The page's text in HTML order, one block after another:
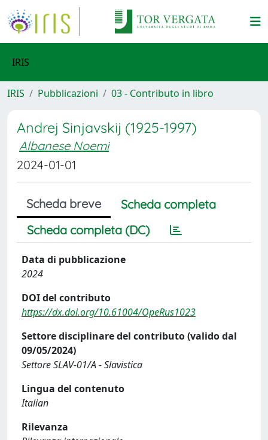
IRIS
IRIS Pubblicazioni 03 - Contributo in libro
Andrej Sinjavskij (1925-1997)
Albanese Noemi
2024-01-01
Scheda breve
Scheda completa
Scheda completa (DC)
Data di pubblicazione
2024
DOI del contributo
https://dx.doi.org/10.61004/OpeRus1023
Settore disciplinare del contributo (valido dal
09/05/2024)
Settore SLAV-01/A - Slavistica
Lingua del contenuto
Italian
Rilevanza